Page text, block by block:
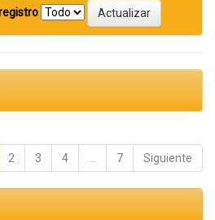
2 3 4 7 Siguiente